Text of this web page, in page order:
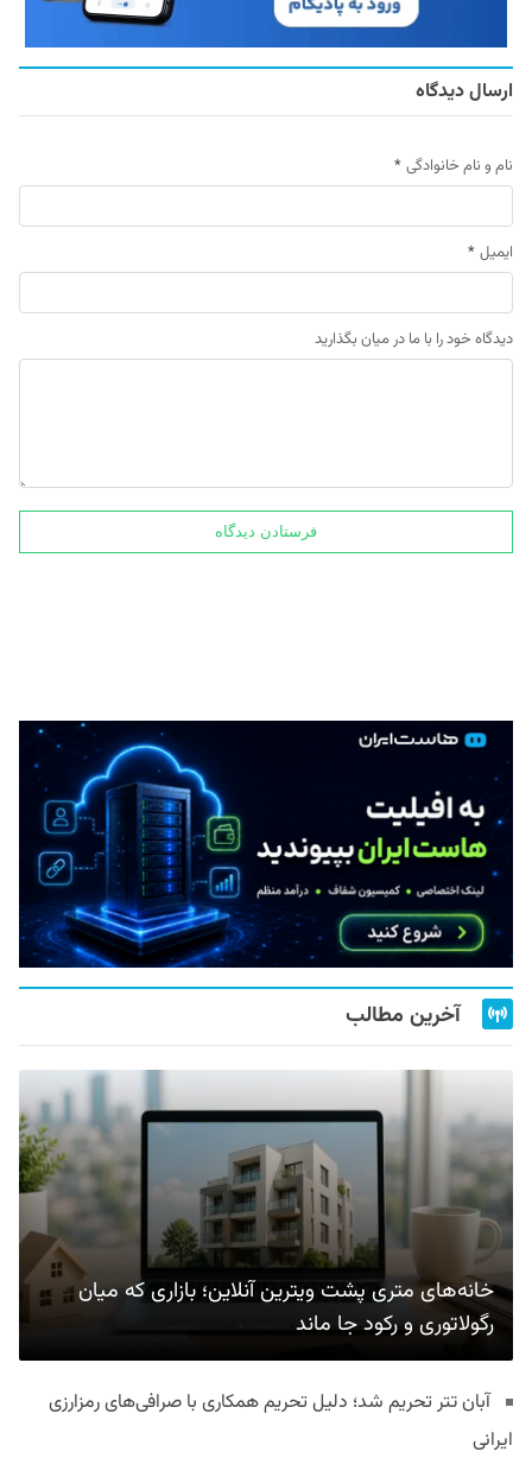
ارسال دیدگاه
نام و نام خانوادگی *
ایمیل *
دیدگاه خود را با ما در میان بگذارید
آخرین مطالب
خانه‌های متری پشت ویترین آنلاین؛ بازاری که میان
رگولاتوری و رکود جا ماند
آبان تتر تحریم شد؛ دلیل تحریم همکاری با صرافی‌های رمزارزی
ایرانی